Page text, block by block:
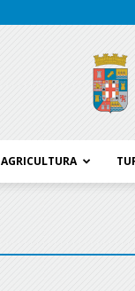
AGRICULTURA